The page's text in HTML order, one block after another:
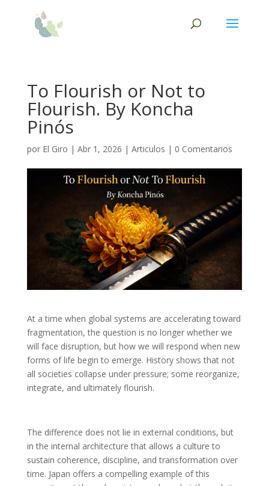
To Flourish or Not to
Flourish. By Koncha
Pinós
por El Giro | Abr 1, 2026 | Articulos | 0 Comentarios
At a time when global systems are accelerating toward
fragmentation, the question is no longer whether we
will face disruption, but how we will respond when new
forms of life begin to emerge. History shows that not
all societies collapse under pressure; some reorganize,
integrate, and ultimately flourish.
The difference does not lie in external conditions, but
in the internal architecture that allows a culture to
sustain coherence, discipline, and transformation over
time. Japan offers a compelling example of this